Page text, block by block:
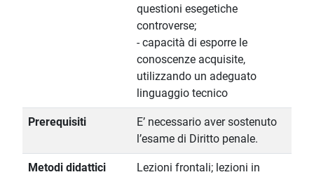
questioni esegetiche
controverse;
- capacità di esporre le
conoscenze acquisite,
utilizzando un adeguato
linguaggio tecnico
Prerequisiti
E’ necessario aver sostenuto
l’esame di Diritto penale.
Metodi didattici
Lezioni frontali; lezioni in